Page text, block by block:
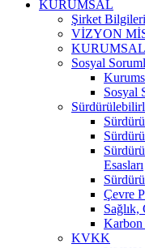
KURUMSAL
Şirket Bilgileri
VİZYON
Sosyal
Sosyal
Esasları
Çevre
Karbon
KVKK